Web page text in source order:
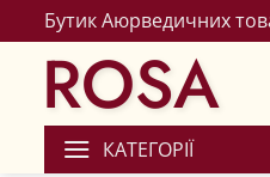
Бутик Аюрведичних
ROSA
КАТЕГОРІЇ